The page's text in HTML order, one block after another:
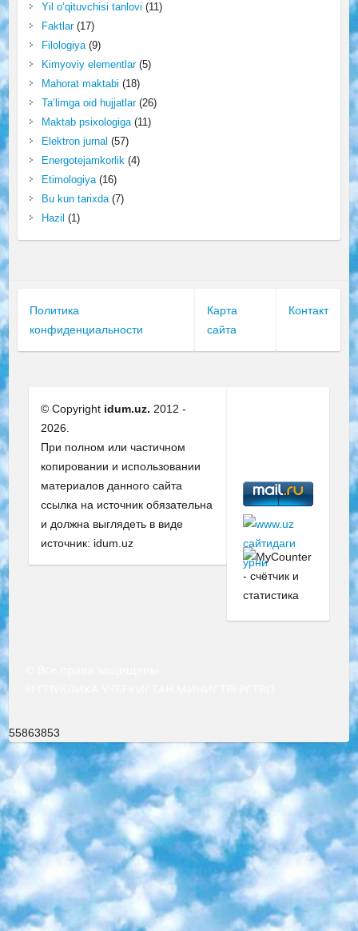
Yil o‘qituvchisi tanlovi (11)
Faktlar(17)
Filologiya(9)
Kimyoviy elementlar(5)
Mahorat maktabi (18)
Ta’limga oid hujjatlar(26)
Maktab psixologiga(11)
Elektron jurnal (57)
Energotejamkorlik(4)
Etimologiya(16)
Bu kun tarixda(7)
Hazil (1)
Политика
конфиденциальности
Карта
сайта
Контакт
© Copyright idum.uz. 2012 -
2026.
При полном или частичном
копировании и использовании
материалов данного сайта
ссылка на источник обязательна
и должна выглядеть в виде
источник: idum.uz
55863853